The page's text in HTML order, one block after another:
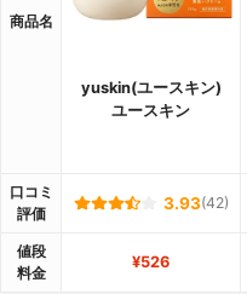
商品名
yuskin(ユースキン)
ユースキン
口コミ
評価
3.93(42)
値段
料金
¥526